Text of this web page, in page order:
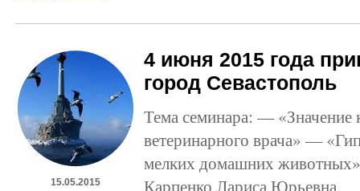
15.05.2015
4 июня 2015 года
город Севастополь
Тема семинара: — «Значение
ветеринарного врача» —
мелких домашних
Карпенко Лариса Юрьевна